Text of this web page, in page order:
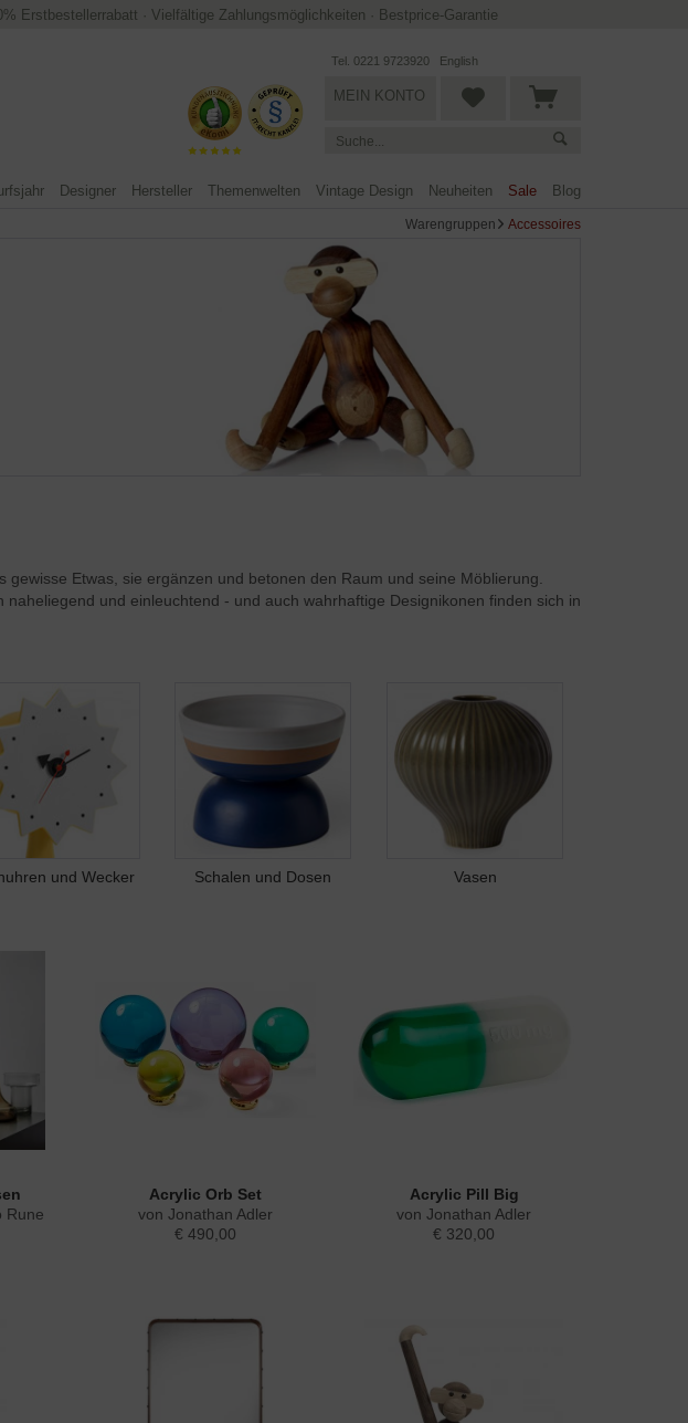
Erstbestellerrabatt · Vielfältige Zahlungsmöglichkeiten · Bestprice-Garantie
Tel. 0221 9723920 English
MEIN KONTO
Designer Hersteller Themenwelten Vintage Design Neuheiten Sale Blog
Warengruppen Accessoires
Etwas, sie ergänzen und betonen den Raum und seine Möblierung.
und einleuchtend - und auch wahrhaftige Designikonen finden sich in
und Wecker Schalen und Dosen Vasen
Rune
Acrylic Orb Set
von Jonathan Adler
€ 490,00
Acrylic Pill Big
von Jonathan Adler
€ 320,00